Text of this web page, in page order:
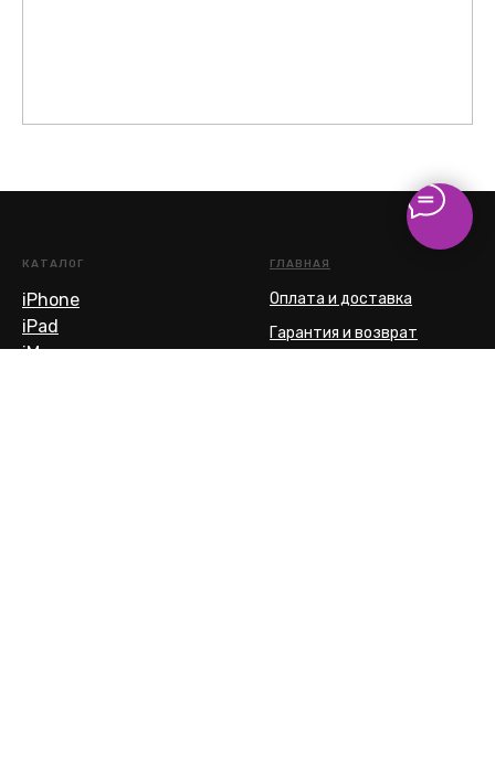
КАТАЛОГ
iPhone
iPad
iMac
ГЛАВНАЯ
Оплата и доставка
Гарантия и возврат